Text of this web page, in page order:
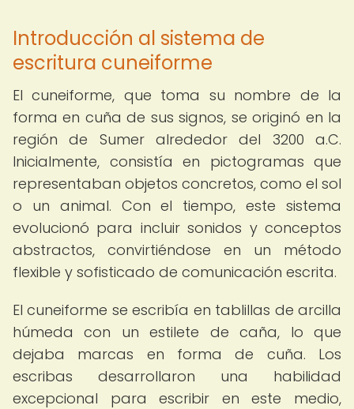
Introducción al sistema de
escritura cuneiforme
El cuneiforme, que toma su nombre de la
forma en cuña de sus signos, se originó en la
región de Sumer alrededor del 3200 a.C.
Inicialmente, consistía en pictogramas que
representaban objetos concretos, como el sol
o un animal. Con el tiempo, este sistema
evolucionó para incluir sonidos y conceptos
abstractos, convirtiéndose en un método
flexible y sofisticado de comunicación escrita.
El cuneiforme se escribía en tablillas de arcilla
húmeda con un estilete de caña, lo que
dejaba marcas en forma de cuña. Los
escribas desarrollaron una habilidad
excepcional para escribir en este medio,